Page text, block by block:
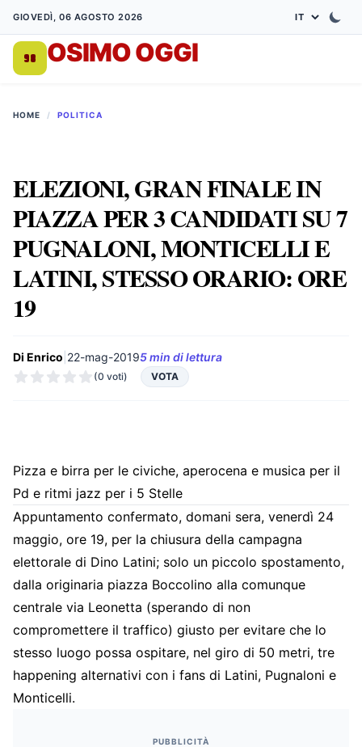
GIOVEDÌ, 06 AGOSTO 2026
OSIMO OGGI
HOME / POLITICA
ELEZIONI, GRAN FINALE IN
PIAZZA PER 3 CANDIDATI SU 7
PUGNALONI, MONTICELLI E
LATINI, STESSO ORARIO: ORE
19
Di Enrico 22-mag-20195 min di lettura
(0 voti) VOTA
Pizza e birra per le civiche, aperocena e musica per il
Pd e ritmi jazz per i 5 Stelle
Appuntamento confermato, domani sera, venerdì 24
maggio, ore 19, per la chiusura della campagna
elettorale di Dino Latini; solo un piccolo spostamento,
dalla originaria piazza Boccolino alla comunque
centrale via Leonetta (sperando di non
compromettere il traffico) giusto per evitare che lo
stesso luogo possa ospitare, nel giro di 50 metri, tre
happening alternativi con i fans di Latini, Pugnaloni e
Monticelli.
PUBBLICITÀ